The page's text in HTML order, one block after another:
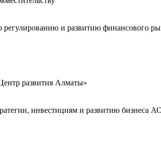
регулированию и развитию финансового
развития Алматы»
инвестициям и развитию бизнеса